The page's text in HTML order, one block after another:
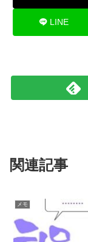
LINE
関連記事
メモ